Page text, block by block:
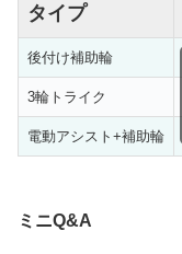
タイプ
後付け補助輪
3輪トライク
電動アシスト+補助輪
ミニQ&A